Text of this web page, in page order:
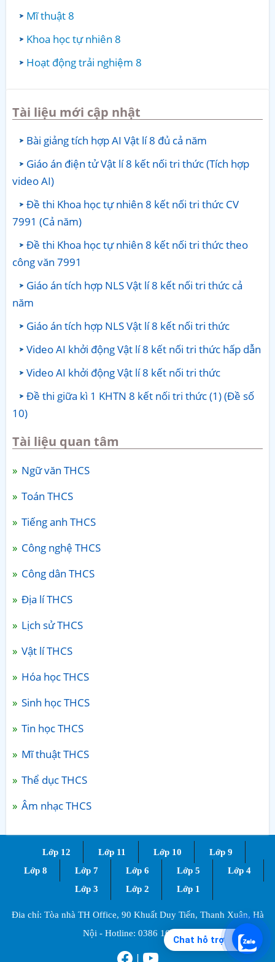
Mĩ thuật 8
Khoa học tự nhiên 8
Hoạt động trải nghiệm 8
Tài liệu mới cập nhật
Bài giảng tích hợp AI Vật lí 8 đủ cả năm
Giáo án điện tử Vật lí 8 kết nối tri thức (Tích hợp
video AI)
Đề thi Khoa học tự nhiên 8 kết nối tri thức CV
7991 (Cả năm)
Đề thi Khoa học tự nhiên 8 kết nối tri thức theo
công văn 7991
Giáo án tích hợp NLS Vật lí 8 kết nối tri thức cả
năm
Giáo án tích hợp NLS Vật lí 8 kết nối tri thức
Video AI khởi động Vật lí 8 kết nối tri thức hấp dẫn
Video AI khởi động Vật lí 8 kết nối tri thức
Đề thi giữa kì 1 KHTN 8 kết nối tri thức (1) (Đề số
10)
Tài liệu quan tâm
Ngữ văn THCS
Toán THCS
Tiếng anh THCS
Công nghệ THCS
Công dân THCS
Địa lí THCS
Lịch sử THCS
Vật lí THCS
Hóa học THCS
Sinh học THCS
Tin học THCS
Mĩ thuật THCS
Thể dục THCS
Âm nhạc THCS
Lớp 12 Lớp 11 Lớp 10
Lớp 9
Lớp 8
Lớp 7 Lớp 6 Lớp 5
Lớp 4
Lớp 3
Lớp 2 Lớp 1
Đia chỉ: Tòa nhà TH Office, 90 Khuất Duy Tiến, Thanh Xuân, Hà
Nội - Hotline: 0386 168 725
Chat hỗ trợ